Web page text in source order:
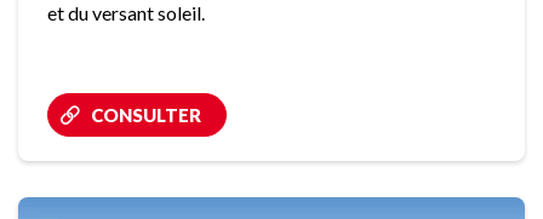
et du versant soleil.
CONSULTER